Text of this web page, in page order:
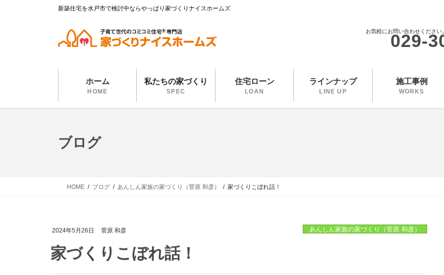
新築住宅を水戸市で検討中ならやっぱり家づくりナイスホームズ
お気軽にお問い合わせください
029-
ホーム
HOME
私たちの家づくり
SPEC
住宅ローン
LOAN
ラインナップ
LINE UP
施工事例
WORKS
ブログ
HOME ブログ あんしん家族の家づくり（菅原 和彦） 家づくりこぼれ話！
2024年5月26日 菅原 和彦 あんしん家族の家づくり（菅原 和彦）
家づくりこぼれ話！